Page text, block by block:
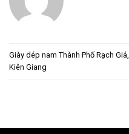
Giày dép nam Thành Phố Rạch Giá,
Kiên Giang